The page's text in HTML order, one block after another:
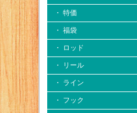
・ 特価
・ 福袋
・ ロッド
・ リール
・ ライン
・ フック